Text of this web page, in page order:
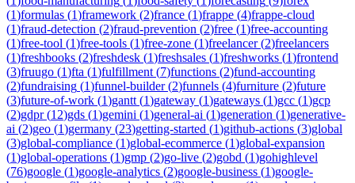
(1)formulas (1)framework (2)france (1)frappe (4)frappe-cloud
(1)fraud-detection (2)fraud-prevention (2)free (1)free-accounting
(1)free-tool (1)free-tools (1)free-zone (1)freelancer(2)freelancers
(1)freshbooks (2)freshdesk (1)freshsales (1)freshworks (1)frontend
(3)fruugo (1)fta (1)fulfillment (7)functions (2)fund-accounting
(2)fundraising (1)funnel-builder(2)funnels (4)furniture (2)future
(3)future-of-work (1)gantt (1)gateway (1)gateways (1)gcc (1)gcp
(2)gdpr(12)gds (1)gemini (1)general-ai (1)generation (1)generative-
ai (2)geo (1)germany (23)getting-started (1)github-actions (3)global
(3)global-compliance (1)global-ecommerce (1)global-expansion
(1)global-operations (1)gmp (2)go-live (2)gobd (1)gohighlevel
(76)google (1)google-analytics (2)google-business (1)google-